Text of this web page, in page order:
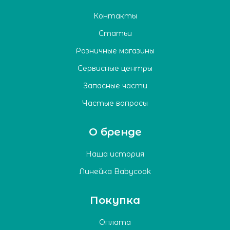
Контакты
Статьи
Розничные магазины
Сервисные центры
Запасные части
Частые вопросы
О бренде
Наша история
Линейка Babycook
Покупка
Оплата